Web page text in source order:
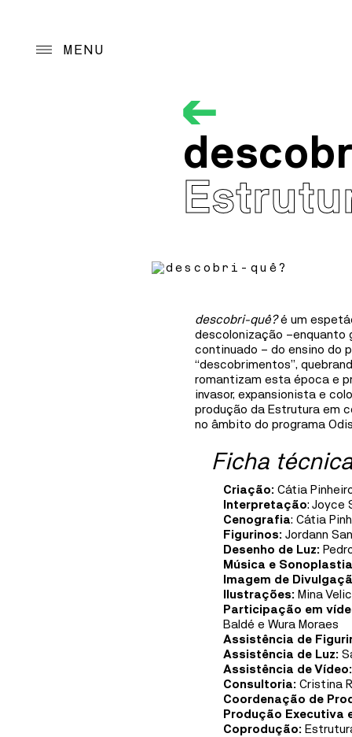
MENU
Programação
Orientação
Arquivo
Acolhimento
Mediação
Informações
descobri-quê?é um
descolonização
continuado – do ensino do
“descobrimentos”,
romantizam esta época e
invasor, expansionista e
produção da Estrutura em
no âmbito do programa
Ficha
Criação:Cátia
Interpretação: Joyce
Cenografia: Cátia
Figurinos:Jordann
Desenho de Luz:
Música e
Imagem de
Ilustrações: Mina
Participação em
Baldé e Wura Moraes
Assistência de
Assistência de Luz:
Assistência de Vídeo:
Consultoria:Cristina
Coordenação de
Produção Executiva
Coprodução: